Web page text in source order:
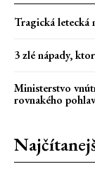
Tragická letecká
3 zlé nápady,
Ministerstvo
rovnakého